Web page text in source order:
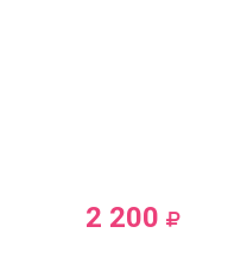
2 200